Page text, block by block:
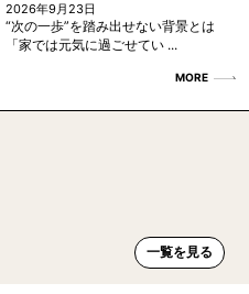
2026年9月23日
“次の一歩”を踏み出せない背景とは
「家では元気に過ごせてい ...
MORE
一覧を見る